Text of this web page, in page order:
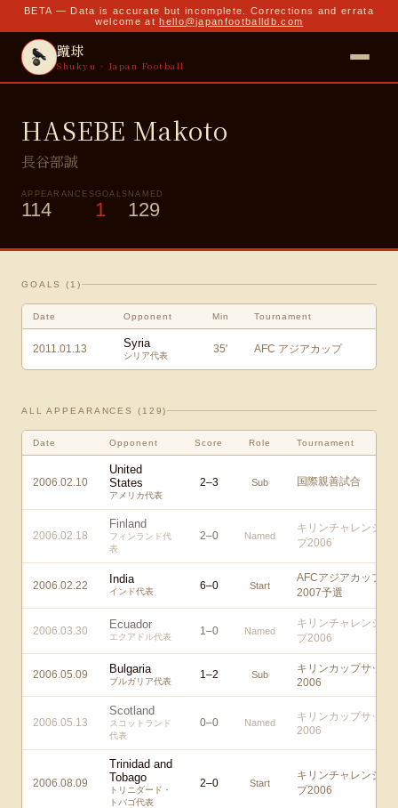
BETA — Data is accurate but incomplete. Corrections and errata
welcome at hello@japanfootballdb.com
蹴球
Shukyu · Japan Football
HASEBE Makoto
長谷部誠
APPEARANCES
114
GOALS
1
NAMED
129
GOALS ( 1 )
Date Opponent Min Tournament
2011.01.13 Syria
シリア代表
35' AFC アジアカップ
ALL APPEARANCES ( 129)
Date Opponent Score Role Tournament
2006.02.10
United
States
アメリカ代表
2–3 Sub 国際親善試合
2006.02.18
Finland
フィンランド代
表
2–0 Named
キリンチャレンジカ
プ2006
2006.02.22 India
インド代表 6–0 Start
AFCアジアカップ
2007予選
2006.03.30 Ecuador
エクアドル代表 1–0 Named
キリンチャレンジカ
プ2006
2006.05.09 Bulgaria
ブルガリア代表
1–2 Sub
キリンカップサッカ
2006
2006.05.13
Scotland
スコットランド
代表
0–0 Named
キリンカップサッカ
2006
2006.08.09
Trinidad and
Tobago
トリニダード・
トバゴ代表
2–0 Start
キリンチャレンジカ
プ2006